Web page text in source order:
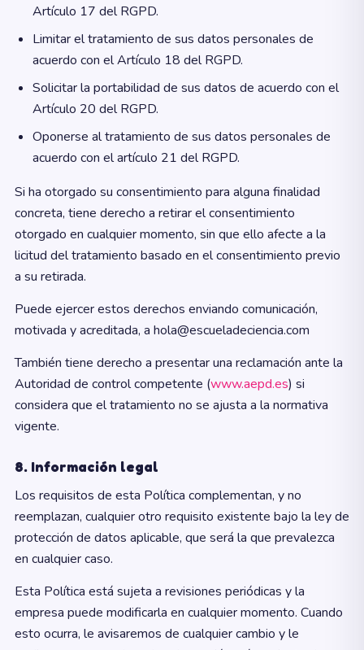
Artículo 17 del RGPD.
Limitar el tratamiento de sus datos personales de
acuerdo con el Artículo 18 del RGPD.
Solicitar la portabilidad de sus datos de acuerdo con el
Artículo 20 del RGPD.
Oponerse al tratamiento de sus datos personales de
acuerdo con el artículo 21 del RGPD.
Si ha otorgado su consentimiento para alguna finalidad
concreta, tiene derecho a retirar el consentimiento
otorgado en cualquier momento, sin que ello afecte a la
licitud del tratamiento basado en el consentimiento previo
a su retirada.
Puede ejercer estos derechos enviando comunicación,
motivada y acreditada, a hola@escueladeciencia.com
También tiene derecho a presentar una reclamación ante la
Autoridad de control competente (www.aepd.es) si
considera que el tratamiento no se ajusta a la normativa
vigente.
8. Información legal
Los requisitos de esta Política complementan, y no
reemplazan, cualquier otro requisito existente bajo la ley de
protección de datos aplicable, que será la que prevalezca
en cualquier caso.
Esta Política está sujeta a revisiones periódicas y la
empresa puede modificarla en cualquier momento. Cuando
esto ocurra, le avisaremos de cualquier cambio y le